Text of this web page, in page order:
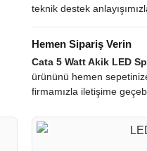
teknik destek
Hemen Sipariş Verin
Cata 5 Watt Akik LED
ürününü hemen
firmamızla iletişime